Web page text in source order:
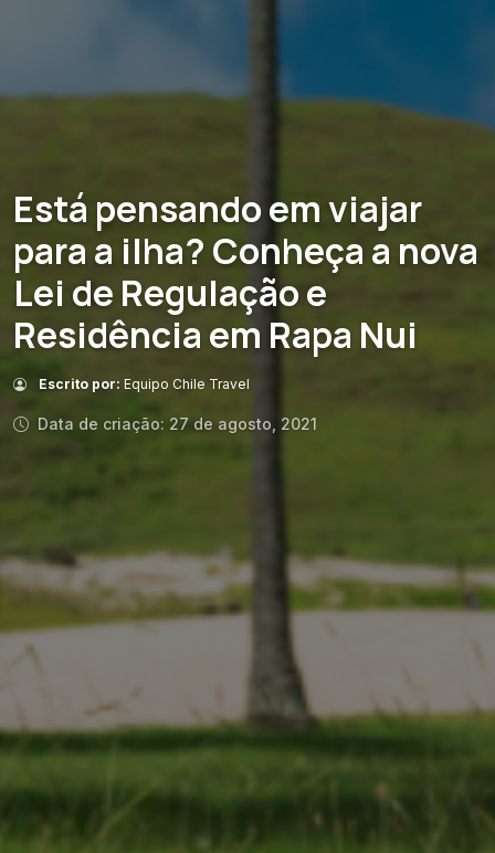
Está pensando em viajar
para a ilha? Conheça a nova
Lei de Regulação e
Residência em Rapa Nui
Escrito por: Equipo Chile Travel
Data de criação: 27 de agosto, 2021